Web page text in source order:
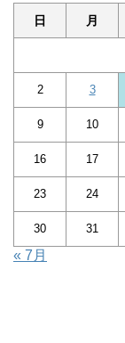
日 月
2 3
9 10
16 17
23 24
30 31
« 7月